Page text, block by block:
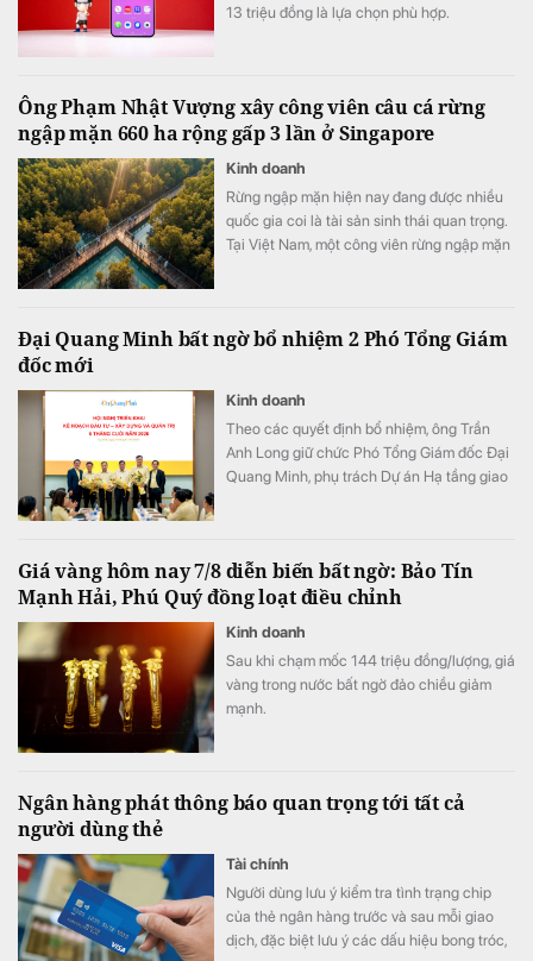
13 triệu đồng là lựa chọn phù hợp.
Ông Phạm Nhật Vượng xây công viên câu cá rừng
ngập mặn 660 ha rộng gấp 3 lần ở Singapore
Kinh doanh
Rừng ngập mặn hiện nay đang được nhiều
quốc gia coi là tài sản sinh thái quan trọng.
Tại Việt Nam, một công viên rừng ngập mặn
Đại Quang Minh bất ngờ bổ nhiệm 2 Phó Tổng Giám
đốc mới
Kinh doanh
Theo các quyết định bổ nhiệm, ông Trần
Anh Long giữ chức Phó Tổng Giám đốc Đại
Quang Minh, phụ trách Dự án Hạ tầng giao
thị - Khu công nghiệp.
Giá vàng hôm nay 7/8 diễn biến bất ngờ: Bảo Tín
Mạnh Hải, Phú Quý đồng loạt điều chỉnh
Kinh doanh
Sau khi chạm mốc 144 triệu đồng/lượng, giá
vàng trong nước bất ngờ đảo chiều giảm
mạnh.
Ngân hàng phát thông báo quan trọng tới tất cả
người dùng thẻ
Tài chính
Người dùng lưu ý kiểm tra tình trạng chip
của thẻ ngân hàng trước và sau mỗi giao
dịch, đặc biệt lưu ý các dấu hiệu bong tróc,